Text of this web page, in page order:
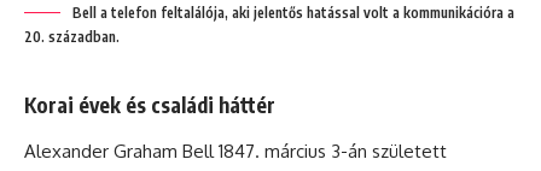
Bell a telefon feltalálója, aki jelentős hatással volt a kommunikációra a
20. században.
Korai évek és családi háttér
Alexander Graham Bell 1847. március 3-án született